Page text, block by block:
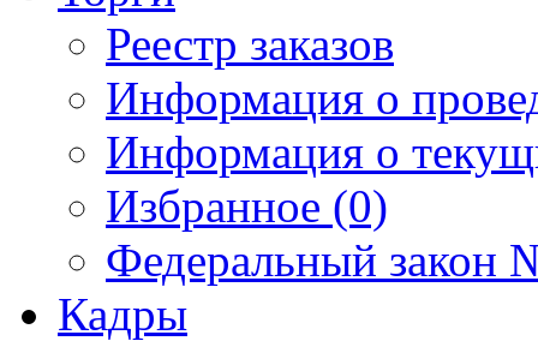
Реестр заказов
Информация о
Информация о
Избранное (0)
Федеральный закон
Кадры